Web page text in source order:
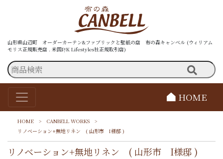
山形県山辺町 オーダーカーテン&ファブリックと壁紙の店 布の森キャンベル (ウィリアム
モリス正規販売店 . 米国P/K Lifestyles社正規取引店)
HOME
HOME > CANBELL WORKS
>
リノベーション+無地リネン ( 山形市 I様邸 )
リノベーション+無地リネン ( 山形市 I様邸 )